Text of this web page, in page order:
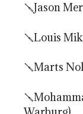
🪛Jason
🪛Louis
🪛Marts